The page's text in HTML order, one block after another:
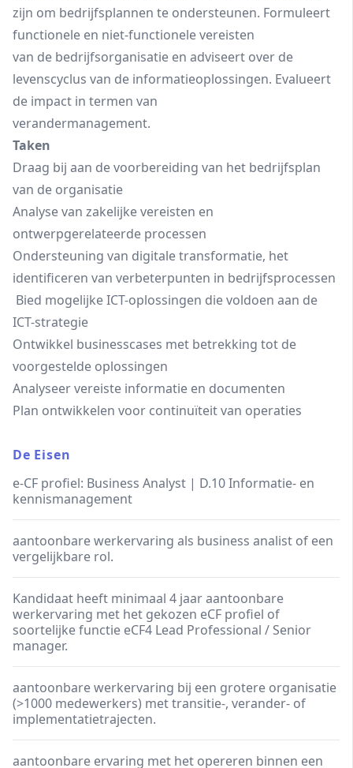
zijn om bedrijfsplannen te ondersteunen. Formuleert
functionele en niet-functionele vereisten
van de bedrijfsorganisatie en adviseert over de
levenscyclus van de informatieoplossingen. Evalueert
de impact in termen van
verandermanagement.
Taken
Draag bij aan de voorbereiding van het bedrijfsplan
van de organisatie
Analyse van zakelijke vereisten en
ontwerpgerelateerde processen
Ondersteuning van digitale transformatie, het
identificeren van verbeterpunten in bedrijfsprocessen
Bied mogelijke ICT-oplossingen die voldoen aan de
ICT-strategie
Ontwikkel businesscases met betrekking tot de
voorgestelde oplossingen
Analyseer vereiste informatie en documenten
Plan ontwikkelen voor continuïteit van operaties
De Eisen
e-CF profiel: Business Analyst | D.10 Informatie- en
kennismanagement
aantoonbare werkervaring als business analist of een
vergelijkbare rol.
Kandidaat heeft minimaal 4 jaar aantoonbare
werkervaring met het gekozen eCF profiel of
soortelijke functie eCF4 Lead Professional / Senior
manager.
aantoonbare werkervaring bij een grotere organisatie
(>1000 medewerkers) met transitie-, verander- of
implementatietrajecten.
aantoonbare ervaring met het opereren binnen een